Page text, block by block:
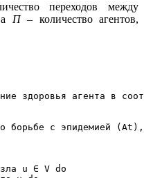
переходов между
Π– количество агентов,
здоровья агента в
борьбе с эпидемией
u ∈ V do